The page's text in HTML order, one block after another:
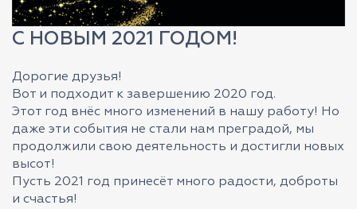
С НОВЫМ 2021 ГОДОМ!
Дорогие друзья!
Вот и подходит к завершению 2020 год.
Этот год внёс много изменений в нашу работу! Но
даже эти события не стали нам преградой, мы
продолжили свою деятельность и достигли новых
высот!
Пусть 2021 год принесёт много радости, доброты
и счастья!